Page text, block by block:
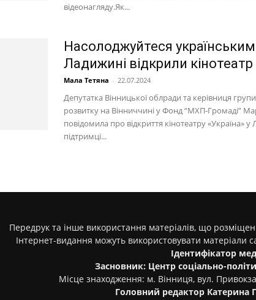
відеонагляду.Як...
Насолоджуйтеся українським
Ладижині відкрили кінотеатр
Мала Тетяна - 22.07.2024
Депутатка Вінницької облради та керівниця
розвитку на Вінниччині у Фонд “МХП-Громаді”
повідомила про відкриття кінотеатру «Україна»
підтримці...
Передрук та інше використання матеріалів, що
Інтернет-видання можуть використовувати матеріали
Ідентифікатор
Засновник: Центр соціально-
Місце знаходження: м. Вінниця, вул.
Головний редактор Катерина